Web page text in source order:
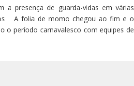
presença de guarda-vidas em várias
A folia de momo chegou ao fim e o
o período carnavalesco com equipes de